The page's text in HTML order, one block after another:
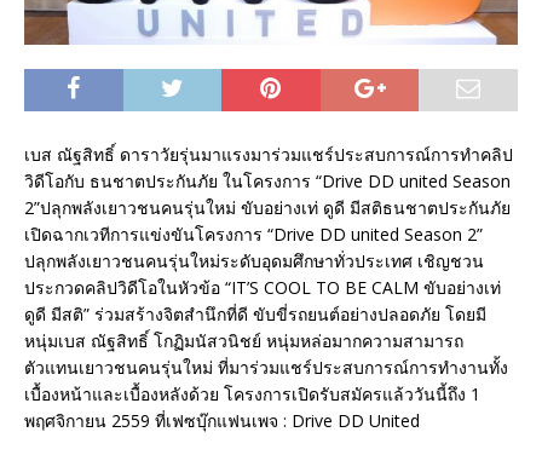
เบส ณัฐสิทธิ์ ดาราวัยรุ่นมาแรงมาร่วมแชร์ประสบการณ์การทำคลิป
วิดีโอกับ ธนชาตประกันภัย ในโครงการ “Drive DD united Season
2”ปลุกพลังเยาวชนคนรุ่นใหม่ ขับอย่างเท่ ดูดี มีสติธนชาตประกันภัย
เปิดฉากเวทีการแข่งขันโครงการ “Drive DD united Season 2”
ปลุกพลังเยาวชนคนรุ่นใหม่ระดับอุดมศึกษาทั่วประเทศ เชิญชวน
ประกวดคลิปวิดีโอในหัวข้อ “IT’S COOL TO BE CALM ขับอย่างเท่
ดูดี มีสติ” ร่วมสร้างจิตสำนึกที่ดี ขับขี่รถยนต์อย่างปลอดภัย โดยมี
หนุ่มเบส ณัฐสิทธิ์ โกฏิมนัสวนิชย์ หนุ่มหล่อมากความสามารถ
ตัวแทนเยาวชนคนรุ่นใหม่ ที่มาร่วมแชร์ประสบการณ์การทำงานทั้ง
เบื้องหน้าและเบื้องหลังด้วย โครงการเปิดรับสมัครแล้ววันนี้ถึง 1
พฤศจิกายน 2559 ที่เฟซบุ๊กแฟนเพจ : Drive DD United